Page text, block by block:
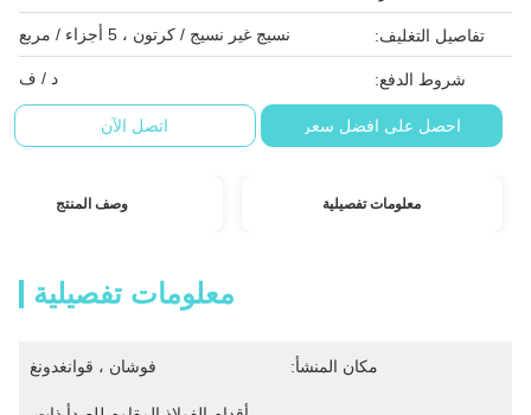
تفاصيل التغليف: نسيج غير نسيج / كرتون ، 5 أجزاء / مربع
شروط الدفع: د / ف
احصل على افضل سعر اتصل الآن
معلومات تفصيلية وصف المنتج
معلومات تفصيلية
مكان المنشأ: فوشان ، قوانغدونغ